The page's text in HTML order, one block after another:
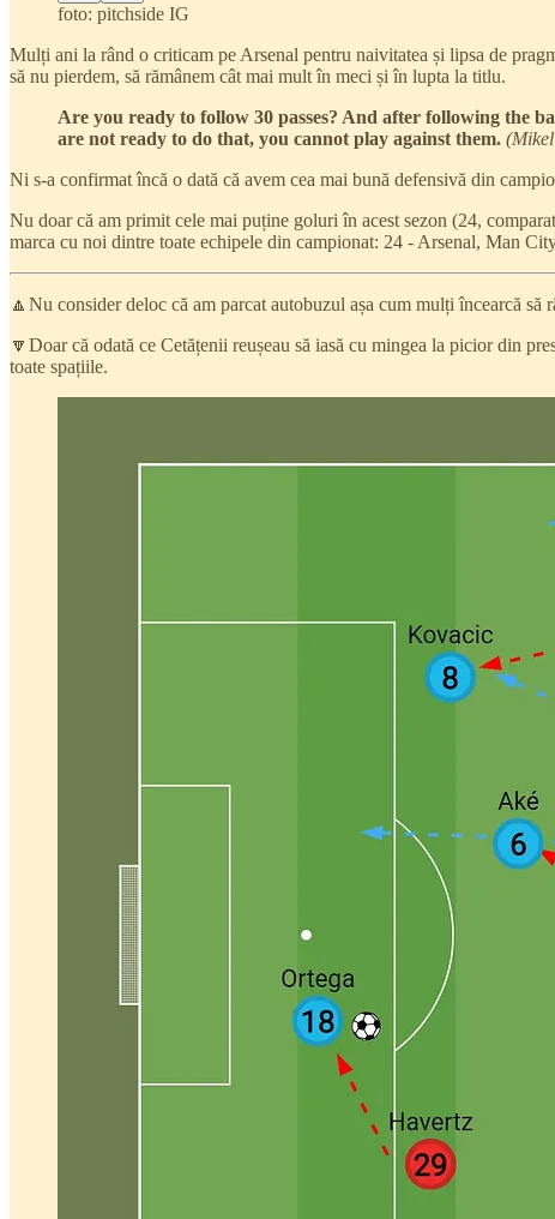
foto: pitchside IG
Mulți ani la rând o criticam pe Arsenal pentru naivitatea și lipsa de
să nu pierdem, să rămânem cât mai mult în meci și în lupta la titlu.
Are you ready to follow 30 passes? And after following the
are not ready to do that, you cannot play against them.
Ni s-a confirmat încă o dată că avem cea mai bună defensivă din
Nu doar că am primit cele mai puține goluri în acest sezon (24,
marca cu noi dintre toate echipele din campionat: 24 - Arsenal, Man
🔼Nu consider deloc că am parcat autobuzul așa cum mulți încearcă
🔽Doar că odată ce Cetățenii reușeau să iasă cu mingea la picior din
toate spațiile.